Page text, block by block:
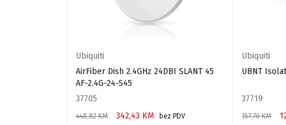
Ubiquiti
AirFiber Dish 2.4GHz 24DBI SLANT 45
AF-2.4G-24-S45
37705
448,82KM 342,43 KM
bez PDV
Ubiquiti
UBNT
37719
157,76KM